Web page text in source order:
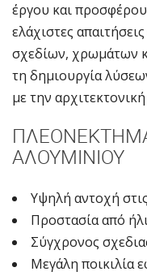
έργου και
ελάχιστες
σχεδίων, χρωμάτων
τη δημιουργία
με την
ΑΛΟΥΜΙΝΊΟΥ
Υψηλή αντοχή
Προστασία από
Σύγχρονος
Μεγάλη ποικιλία